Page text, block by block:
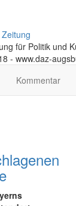
für Politik und
- www.daz-
Kommentar